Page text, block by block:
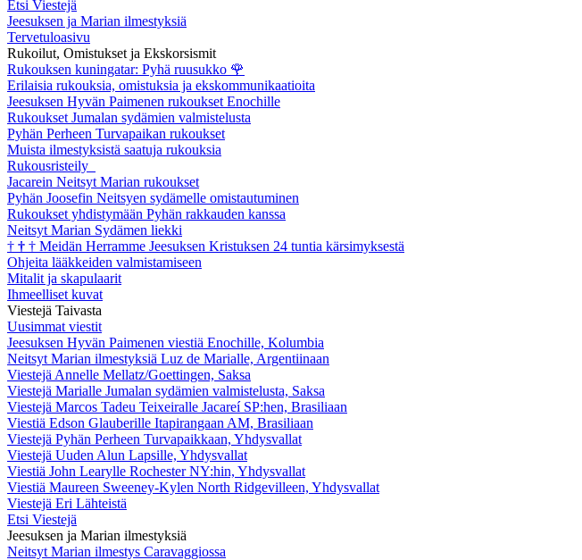
Etsi Viestejä
Jeesuksen ja Marian ilmestyksiä
Tervetuloasivu
Rukoilut, Omistukset ja Ekskorsismit
Rukouksen kuningatar: Pyhä ruusukko 🌹
Erilaisia rukouksia, omistuksia ja ekskommunikaatioita
Jeesuksen Hyvän Paimenen rukoukset Enochille
Rukoukset Jumalan sydämien valmistelusta
Pyhän Perheen Turvapaikan rukoukset
Muista ilmestyksistä saatuja rukouksia
Rukousristeily
Jacarein Neitsyt Marian rukoukset
Pyhän Joosefin Neitsyen sydämelle omistautuminen
Rukoukset yhdistymään Pyhän rakkauden kanssa
Neitsyt Marian Sydämen liekki
† † † Meidän Herramme Jeesuksen Kristuksen 24 tuntia kärsimyksestä
Ohjeita lääkkeiden valmistamiseen
Mitalit ja skapulaarit
Ihmeelliset kuvat
Viestejä Taivasta
Uusimmat viestit
Jeesuksen Hyvän Paimenen viestiä Enochille, Kolumbia
Neitsyt Marian ilmestyksiä Luz de Marialle, Argentiinaan
Viestejä Annelle Mellatz/Goettingen, Saksa
Viestejä Marialle Jumalan sydämien valmistelusta, Saksa
Viestejä Marcos Tadeu Teixeiralle Jacareí SP:hen, Brasiliaan
Viestiä Edson Glauberille Itapirangaan AM, Brasiliaan
Viestejä Pyhän Perheen Turvapaikkaan, Yhdysvallat
Viestejä Uuden Alun Lapsille, Yhdysvallat
Viestiä John Learylle Rochester NY:hin, Yhdysvallat
Viestiä Maureen Sweeney-Kylen North Ridgevilleen, Yhdysvallat
Viestejä Eri Lähteistä
Etsi Viestejä
Jeesuksen ja Marian ilmestyksiä
Neitsyt Marian ilmestys Caravaggiossa